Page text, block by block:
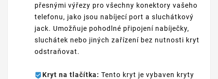
přesnými výřezy pro všechny konektory vašeho
telefonu, jako jsou nabíjecí port a sluchátkový
jack. Umožňuje pohodlné připojení nabíječky,
sluchátek nebo jiných zařízení bez nutnosti kryt
odstraňovat.
Kryt na tlačítka: Tento kryt je vybaven kryty